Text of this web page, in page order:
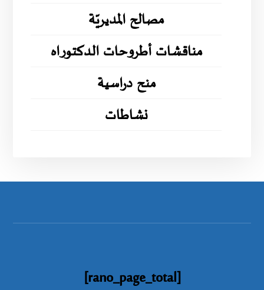
مصالح المديريّة
مناقشات أطروحات الدكتوراه
منح دراسية
نشاطات
[rano_page_total]